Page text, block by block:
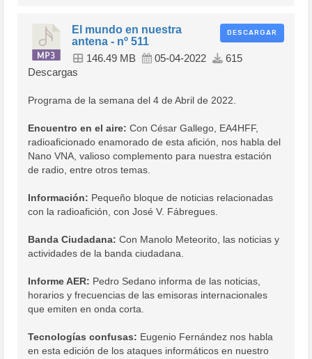
DESCARGAR
El mundo en nuestra
antena - nº 511
146.49 MB 05-04-2022
615
Descargas
Programa de la semana del 4 de Abril de 2022.
Encuentro en el aire: Con César Gallego, EA4HFF,
radioaficionado enamorado de esta afición, nos habla del
Nano VNA, valioso complemento para nuestra estación
de radio, entre otros temas.
Información: Pequeño bloque de noticias relacionadas
con la radioafición, con José V. Fábregues.
Banda Ciudadana: Con Manolo Meteorito, las noticias y
actividades de la banda ciudadana.
Informe AER: Pedro Sedano informa de las noticias,
horarios y frecuencias de las emisoras internacionales
que emiten en onda corta.
Tecnologías confusas: Eugenio Fernández nos habla
en esta edición de los ataques informáticos en nuestro